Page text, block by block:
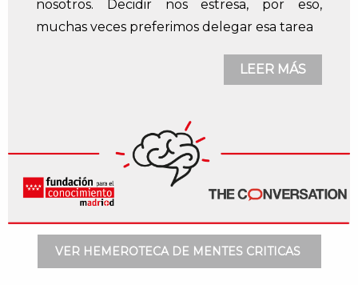
nosotros. Decidir nos estresa, por eso,
muchas veces preferimos delegar esa tarea
LEER MÁS
VER HEMEROTECA DE MENTES CRITICAS